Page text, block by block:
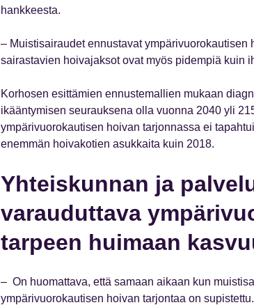
hankkeesta.
– Muistisairaudet ennustavat
sairastavien hoivajaksot ovat myös pidempiä kuin
Korhosen esittämien ennustemallien mukaan
ikääntymisen seurauksena olla vuonna 2040 yli
ympärivuorokautisen hoivan tarjonnassa ei
enemmän hoivakotien asukkaita kuin 2018.
Yhteiskunnan ja
varauduttava
tarpeen huimaan
– On huomattava, että samaan aikaan kun
ympärivuorokautisen hoivan tarjontaa on